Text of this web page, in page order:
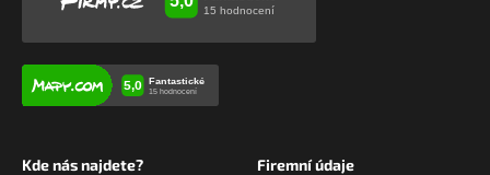
Kde nás najdete? Firemní údaje